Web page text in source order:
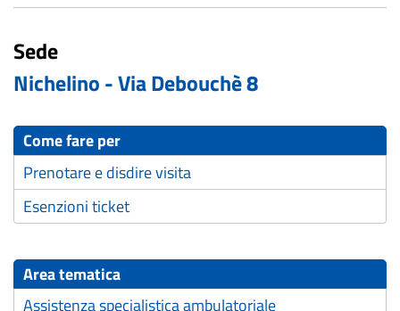
Sede
Nichelino - Via Debouchè 8
Come fare per
Prenotare e disdire visita
Esenzioni ticket
Area tematica
Assistenza specialistica ambulatoriale